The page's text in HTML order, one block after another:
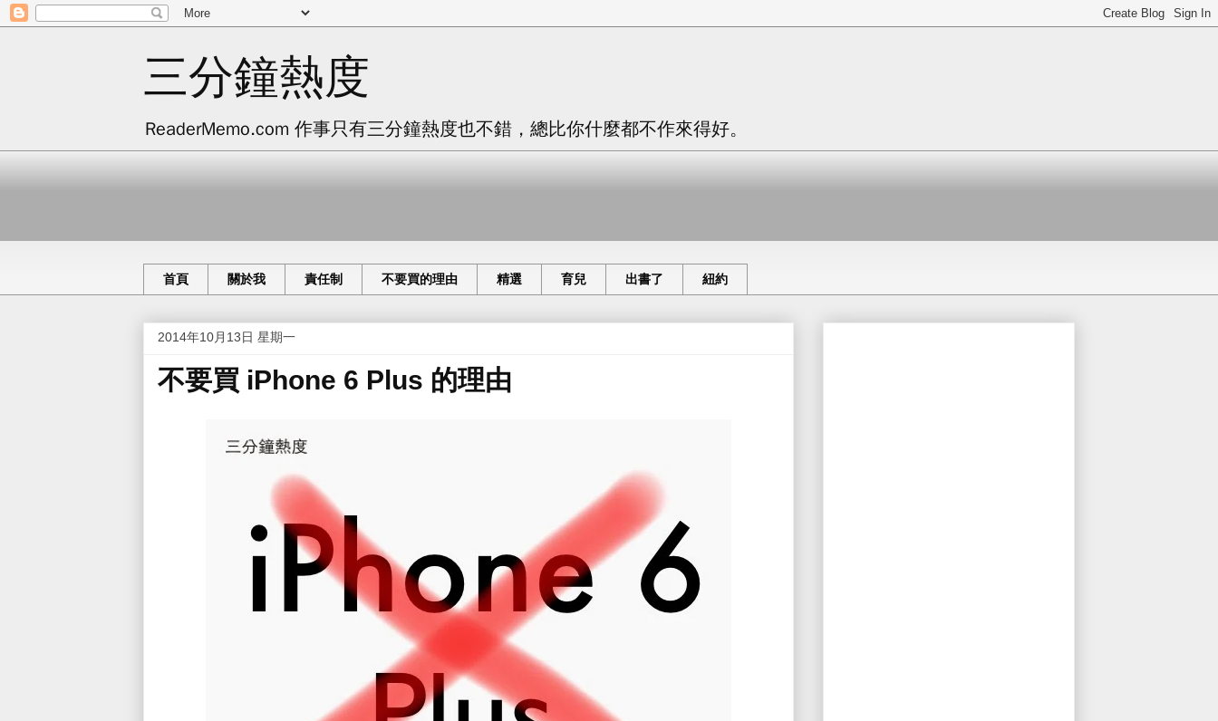
三分鐘熱度
ReaderMemo.com 作事只有三分鐘熱度也不錯，總比你什麼都不作來得好。
首頁 關於我 責任制 不要買的理由 精選 育兒 出書了 紐約
2014年10月13日 星期一
不要買 iPhone 6 Plus 的理由